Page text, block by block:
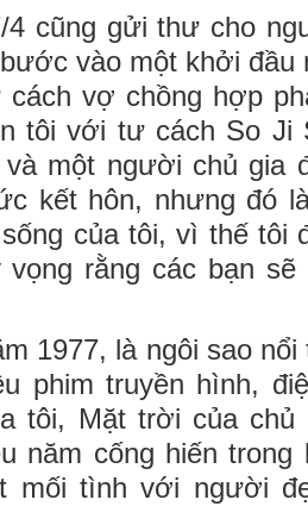
4 cũng gửi thư cho
vào một khởi
vợ chồng hợp
tôi với tư cách So Ji
một người chủ gia
kết hôn, nhưng đó
của tôi, vì thế tôi
rằng các bạn
1977, là ngôi sao
phim truyền hình,
tôi, Mặt trời của chủ
năm cống hiến
mối tình với người